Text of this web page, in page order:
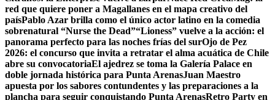
red que quiere poner a Magallanes en el mapa creativo del
paísPablo Azar brilla como el único actor latino en la comedia
sobrenatural “Nurse the Dead”“Lioness” vuelve a la acción: el
panorama perfecto para las noches frías del surOjo de Pez
2026: el concurso que invita a retratar el alma acuática de Chile
abre su convocatoriaEl ajedrez se toma la Galería Palace en
doble jornada histórica para Punta ArenasJuan Maestro
apuesta por los sabores contundentes y las preparaciones a la
plancha para seguir conquistando Punta ArenasRetro Party en